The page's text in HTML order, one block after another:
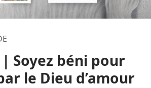
| Soyez béni pour
le Dieu d’amour